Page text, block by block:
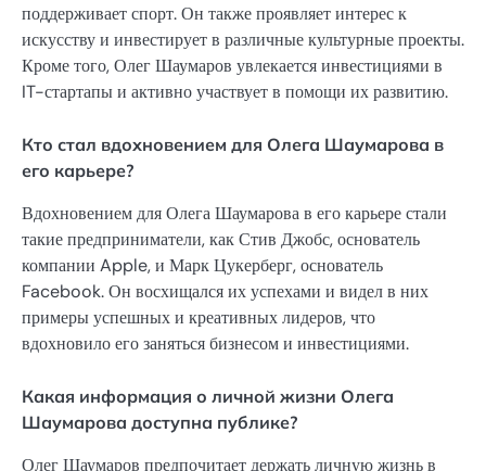
поддерживает спорт. Он также проявляет интерес к
искусству и инвестирует в различные культурные проекты.
Кроме того, Олег Шаумаров увлекается инвестициями в
IT-стартапы и активно участвует в помощи их развитию.
Кто стал вдохновением для Олега Шаумарова в
его карьере?
Вдохновением для Олега Шаумарова в его карьере стали
такие предприниматели, как Стив Джобс, основатель
компании Apple, и Марк Цукерберг, основатель
Facebook. Он восхищался их успехами и видел в них
примеры успешных и креативных лидеров, что
вдохновило его заняться бизнесом и инвестициями.
Какая информация о личной жизни Олега
Шаумарова доступна публике?
Олег Шаумаров предпочитает держать личную жизнь в